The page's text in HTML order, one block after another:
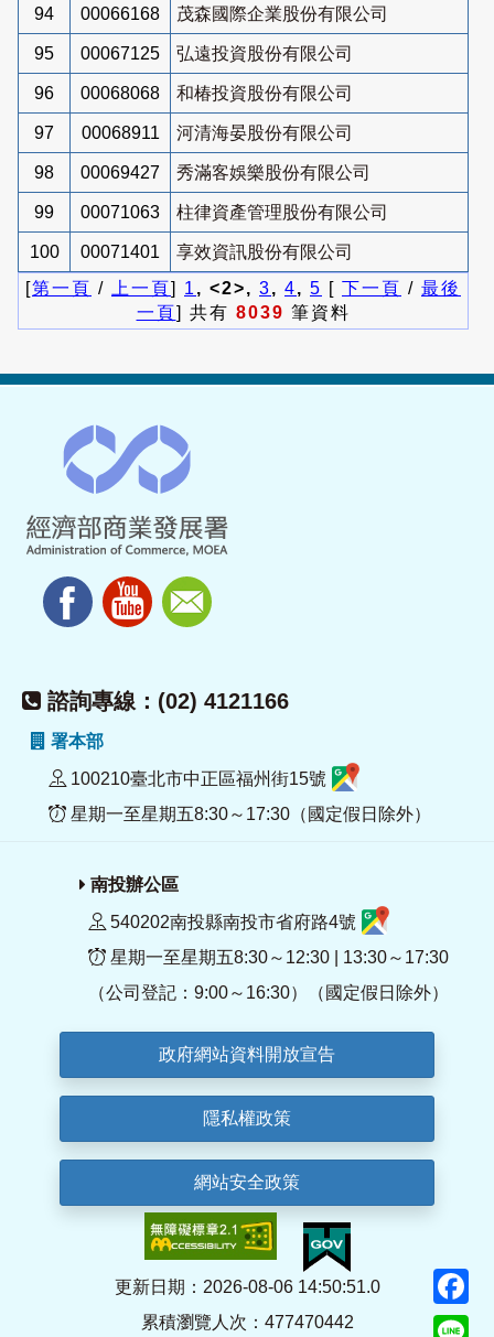
94 00066168 茂森國際企業股份有限公司
95 00067125 弘遠投資股份有限公司
96 00068068 和椿投資股份有限公司
97 00068911 河清海晏股份有限公司
98 00069427 秀滿客娛樂股份有限公司
99 00071063 柱律資產管理股份有限公司
100 00071401
享效資訊股份有限公司
[第一頁 / 上一頁] 1 , <2>, 3, 4, 5 [ 下一頁 / 最後
一頁] 共有 8039 筆資料
諮詢專線：(02) 4121166
署本部
100210臺北市中正區福州街15號
星期一至星期五8:30～17:30（國定假日除外）
南投辦公區
540202南投縣南投市省府路4號
星期一至星期五8:30～12:30 | 13:30～17:30
（公司登記：9:00～16:30）（國定假日除外）
政府網站資料開放宣告
隱私權政策
網站安全政策
更新日期：2026-08-06 14:50:51.0
累積瀏覽人次：477470442